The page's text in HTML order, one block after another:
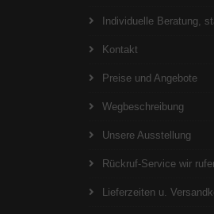
Individuelle Beratung,
Kontakt
Preise und Angebote
Wegbeschreibung
Unsere Ausstellung
Rückruf-Service wir
Lieferzeiten u.